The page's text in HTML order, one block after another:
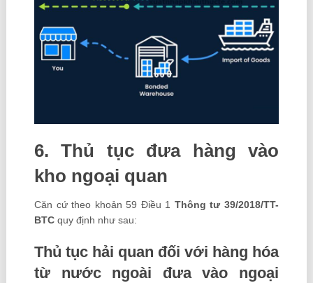
6. Thủ tục đưa hàng vào
kho ngoại quan
Căn cứ theo khoản 59 Điều 1 Thông tư 39/2018/TT-
BTCquy định như sau:
Thủ tục hải quan đối với hàng hóa
từ nước ngoài đưa vào ngoại